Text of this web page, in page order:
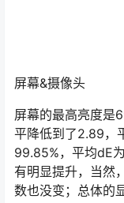
屏幕&摄像头
屏幕的最高亮度是
平降低到了2.89，
99.85%，平均dE
有明显提升，当然
数也没变；总体的